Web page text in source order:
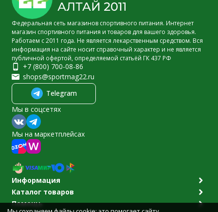
Федеральная сеть магазинов спортивного питания. Интернет
магазин спортивного питания и товаров для вашего здоровья.
Работаем с 2011 года. Не является лекарственным средством. Вся
информация на сайте носит справочный характер и не является
публичной офертой, определяемой статьёй ГК 437 РФ
+7 (800) 700-08-86
shops@sportmag22.ru
Telegram
Мы в соцсетях
Мы на маркетплейсах
Информация
Каталог товаров
Помощь